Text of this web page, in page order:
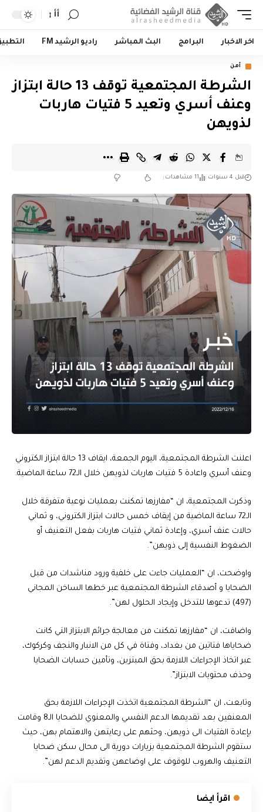
أأ
اخر الاخبار البرامج البث المباشر راديو الرشيد FM
أمن
الشرطة المجتمعية توقف 13 حالة ابتزاز
وعنف أسري وتعيد 5 فتيات هاربات
لذويهن
قبل 4 سنوات 11 مشاهدات
اعلنت الشرطة المجتمعية، اليوم الجمعة، ايقاف 13 حالة ابتزاز الكتروني
وعنف أسري واعادة 5 فتيات هاربات لذويهن خلال الـ72 ساعة الماضية.
وذكرت المجتمعية، ان “مفارزها تمكنت بعمليات نوعية متفرقة خلال
الـ72 ساعة الماضية من إيقاف خمس حالات ابتزاز الكتروني، و ثماني
حالات عنف أسري، وإعادة ثماني فتيات هاربات بفعل التعنيف أو
الضغوط النفسية إلى ذويهن”.
واوضحت، ان “العمليات جاءت على خلفية ورود مناشدات من قبل
الضحايا و أصدقاء الشرطة المجتمعية عبر خطها الساخن المجاني
(497) تدعوها للتدخل وإيجاد الحلول لهن”.
واضافت، ان “مفارزها تمكنت من معالجة جرائم الابتزاز التي كانت
ضحاياها فتاتين من بغداد، وفتاة في كل من الانبار والنجف وكركوك،
عبر اتخاذ الإجراءات اللازمة بحق المبتزين، وتأمين حسابات الضحايا
وحذف محتويات الابتزاز”.
وتابعت، ان “الشرطة المجتمعية اتخذت الإجراءات اللازمة بحق
المعنفين بعد تقديمها الدعم النفسي والمعنوي للضحايا الـ8 وقامت
بإعادة الفتيات الى ذويهن، وحثهم على رعايتهن والاهتمام بهن، حيث
ستقوم الشرطة المجتمعية بزيارات دورية الى محال سكن ضحايا
التعنيف والهروب للوقوف على اوضاعهن وتقديم الدعم لهن”.
اقرأ ايضا